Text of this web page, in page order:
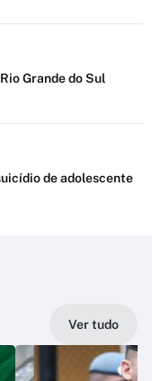
Grande do Sul
de adolescente
Ver tudo